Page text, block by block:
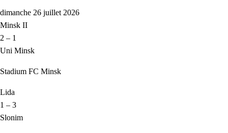
dimanche 26 juillet 2026
Minsk II
2 – 1
Uni Minsk
Stadium FC Minsk
Lida
1 – 3
Slonim